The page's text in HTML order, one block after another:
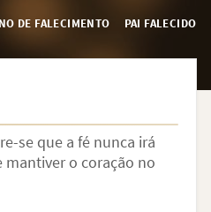
DE FALECIMENTO PAI FALECIDO
se que a fé nunca irá
o coração no